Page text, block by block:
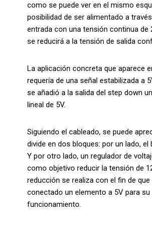
como se puede ver en el mismo
posibilidad de ser alimentado a
entrada con una tensión continua de
se reducirá a la tensión de salida
La aplicación concreta que aparece
requería de una señal estabilizada a
se añadió a la salida del step down
lineal de 5V.
Siguiendo el cableado, se puede
divide en dos bloques: por un lado, el
Y por otro lado, un regulador de
como objetivo reducir la tensión de
reducción se realiza con el fin de que
conectado un elemento a 5V para
funcionamiento.